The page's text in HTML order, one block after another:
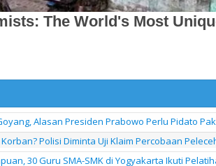
Alasan Presiden Prabowo Perlu Pidato
Polisi Diminta Uji Klaim Percobaan
30 Guru SMA-SMK di Yogyakarta Ikuti